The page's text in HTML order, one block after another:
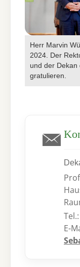
Herr Marvin
2024. Der
und der Dekan
gratulieren.
E-